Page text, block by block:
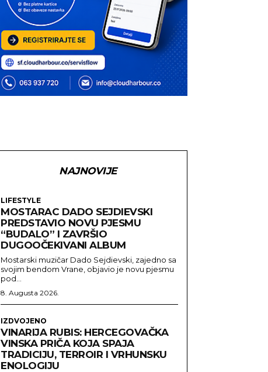
NAJNOVIJE
LIFESTYLE
MOSTARAC DADO SEJDIEVSKI
PREDSTAVIO NOVU PJESMU
“BUDALO” I ZAVRŠIO
DUGOOČEKIVANI ALBUM
Mostarski muzičar Dado Sejdievski, zajedno sa
svojim bendom Vrane, objavio je novu pjesmu
pod...
8. Augusta 2026.
IZDVOJENO
VINARIJA RUBIS: HERCEGOVAČKA
VINSKA PRIČA KOJA SPAJA
TRADICIJU, TERROIR I VRHUNSKU
ENOLOGIJU